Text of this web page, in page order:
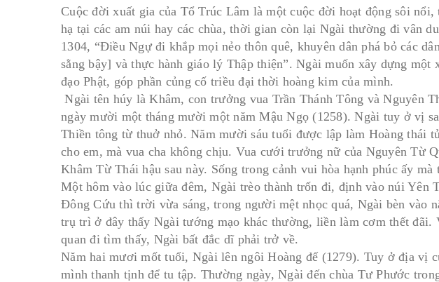
Cuộc đời xuất gia của Tổ Trúc Lâm là một cuộc đời hoạt động sôi
hạ tại các am núi hay các chùa, thời gian còn lại Ngài thường đi vân
1304, “Điều Ngự đi khắp mọi nẻo thôn quê, khuyên dân phá bỏ các
sằng bậy] và thực hành giáo lý Thập thiện”. Ngài muốn xây dựng một
đạo Phật, góp phần củng cố triều đại thời hoàng kim của mình.
Ngài tên húy là Khâm, con trưởng vua Trần Thánh Tông và Nguyên
ngày mười một tháng mười một năm Mậu Ngọ (1258). Ngài tuy ở vị
Thiền tông từ thuở nhỏ. Năm mười sáu tuổi được lập làm Hoàng thái
cho em, mà vua cha không chịu. Vua cưới trưởng nữ của Nguyên Từ
Khâm Từ Thái hậu sau này. Sống trong cảnh vui hòa hạnh phúc ấy
Một hôm vào lúc giữa đêm, Ngài trèo thành trốn đi, định vào núi Yên
Ðông Cứu thì trời vừa sáng, trong người mệt nhọc quá, Ngài bèn vào
trụ trì ở đây thấy Ngài tướng mạo khác thường, liền làm cơm thết đãi.
quan đi tìm thấy, Ngài bất đắc dĩ phải trở về.
Năm hai mươi mốt tuổi, Ngài lên ngôi Hoàng đế (1279). Tuy ở địa vị
mình thanh tịnh để tu tập. Thường ngày, Ngài đến chùa Tư Phước